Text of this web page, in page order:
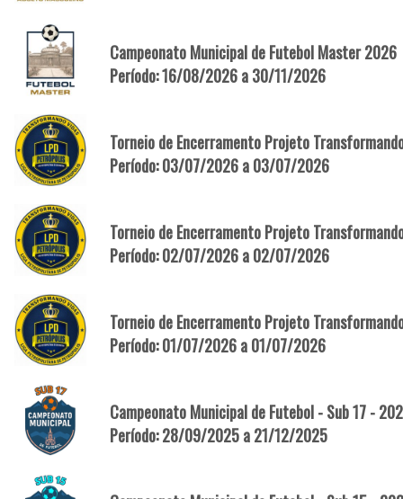
Campeonato Municipal de Futebol Master 2026
Período: 16/08/2026 a 30/11/2026
Torneio de Encerramento Projeto
Período: 03/07/2026 a 03/07/2026
Torneio de Encerramento Projeto
Período: 02/07/2026 a 02/07/2026
Torneio de Encerramento Projeto
Período: 01/07/2026 a 01/07/2026
Campeonato Municipal de Futebol - Sub 17 -
Período: 28/09/2025 a 21/12/2025